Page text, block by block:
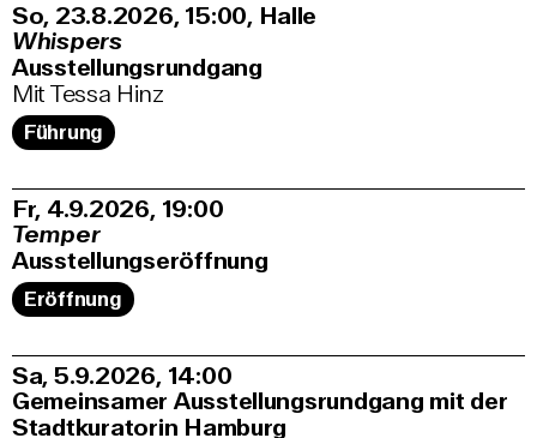
So, 23.8.2026 15:00, Halle
Whispers
Ausstellungsrundgang
Mit Tessa Hinz
Führung
Fr, 4.9.2026 19:00
Temper
Ausstellungseröffnung
Eröffnung
Sa, 5.9.2026 14:00
Gemeinsamer Ausstellungsrundgang mit der
Stadtkuratorin Hamburg